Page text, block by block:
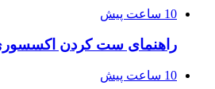
10 ساعت پیش
راهنمای ست کردن
10 ساعت پیش